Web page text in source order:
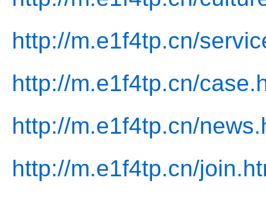
http://m.e1f4tp.cn/
http://m.e1f4tp.cn/
http://m.e1f4tp.cn/
http://m.e1f4tp.cn/